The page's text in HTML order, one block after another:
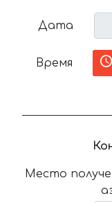
Дата
Время
Место